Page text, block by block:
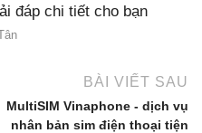
đáp chi tiết cho bạn
BÀI VIẾT SAU
MultiSIM Vinaphone - dịch vụ
nhân bản sim điện thoại tiện